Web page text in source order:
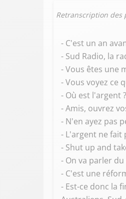
Retranscription des
- C'est un an
- Sud Radio, la
- Vous êtes une
- Vous voyez ce
- Où est l'argent
- Amis, ouvrez
- N'en ayez pas
- L'argent ne fait
- Shut up and
- On va parler
- C'est une
- Est-ce donc la